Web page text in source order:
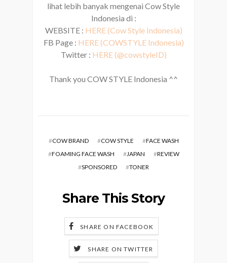
lihat lebih banyak mengenai Cow Style
Indonesia di :
WEBSITE : HERE (Cow Style Indonesia)
FB Page : HERE (COWSTYLE Indonesia)
Twitter : HERE (@cowstyleID)
Thank you COW STYLE Indonesia ^^
#COW BRAND #COW STYLE #FACE WASH
#FOAMING FACE WASH #JAPAN #REVIEW
#SPONSORED #TONER
Share This Story
SHARE ON FACEBOOK
SHARE ON TWITTER